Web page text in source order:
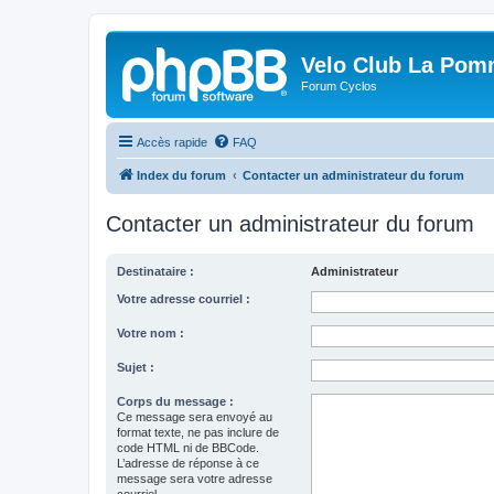
Velo Club La
Forum Cyclos
Accès rapide FAQ
Index du forum Contacter un administrateur du forum
Contacter un administrateur du forum
Destinataire : Administrateur
Votre adresse courriel :
Votre nom :
Sujet :
Corps du message :
Ce message sera envoyé au
format texte, ne pas inclure de
code HTML ni de BBCode.
L’adresse de réponse à ce
message sera votre adresse